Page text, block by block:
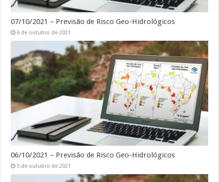
07/10/2021 – Previsão de Risco Geo-Hidrológicos
6 de outubro de 2021
06/10/2021 – Previsão de Risco Geo-Hidrológicos
5 de outubro de 2021